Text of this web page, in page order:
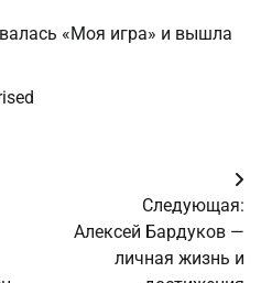
«Моя игра» и вышла
Следующая:
Алексей Бардуков —
личная жизнь и